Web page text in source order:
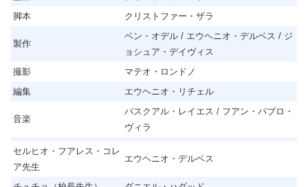
脚本
クリストファー・ザラ
製作
ベン・オデル / エウヘニオ・デルベス / ジ
ョシュア・デイヴィス
撮影
マテオ・ロンドノ
編集
エウヘニオ・リチェル
音楽
パスクアル・レイエス / フアン・パブロ・
ヴィラ
セルヒオ・フアレス・コレ
ア先生
エウヘニオ・デルベス